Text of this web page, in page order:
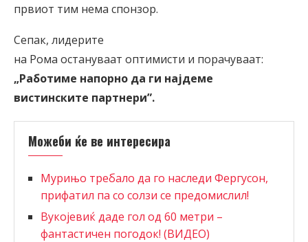
првиот тим нема спонзор.
Сепак, лидерите
на Рома остануваат оптимисти и порачуваат:
„Работиме напорно да ги најдеме
вистинските партнери”.
Можеби ќе ве интересира
Мурињо требало да го наследи Фергусон,
прифатил па со солзи се предомислил!
Вукојевиќ даде гол од 60 метри –
фантастичен погодок! (ВИДЕО)